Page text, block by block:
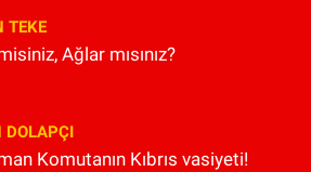
TEKE
Ağlar mısınız?
DOLAPÇI
Komutanın Kıbrıs vasiyeti!